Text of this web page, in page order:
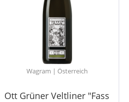
Wagram | Österreich
Ott Grüner Veltliner "Fass